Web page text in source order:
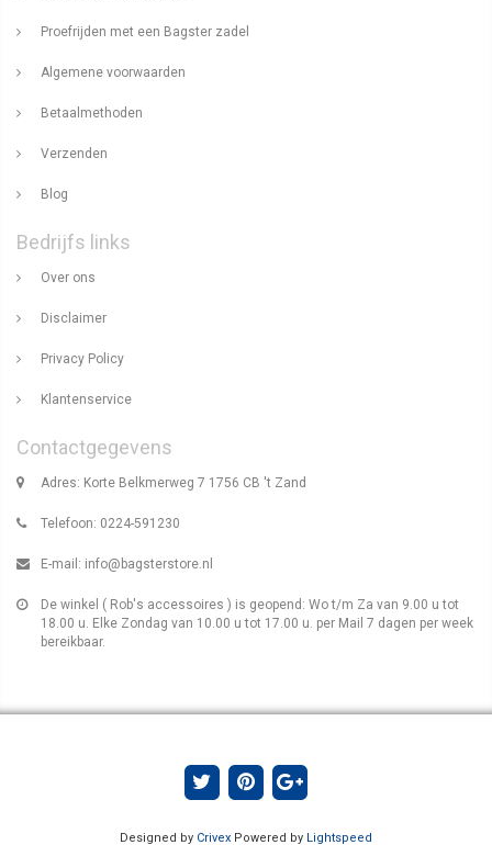
Proefrijden met een Bagster zadel
Algemene voorwaarden
Betaalmethoden
Verzenden
Blog
Bedrijfs links
Over ons
Disclaimer
Privacy Policy
Klantenservice
Contactgegevens
Adres: Korte Belkmerweg 7 1756 CB 't Zand
Telefoon: 0224-591230
E-mail: info@bagsterstore.nl
De winkel ( Rob's accessoires ) is geopend: Wo t/m Za van 9.00 u tot
18.00 u. Elke Zondag van 10.00 u tot 17.00 u. per Mail 7 dagen per week
bereikbaar.
Designed by Crivex Powered by Lightspeed